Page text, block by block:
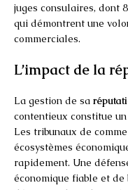
juges consulaires, dont
qui démontrent une
commerciales.
L’impact de la
La gestion de sa
contentieux constitue
Les tribunaux de
écosystèmes
rapidement. Une
économique fiable et